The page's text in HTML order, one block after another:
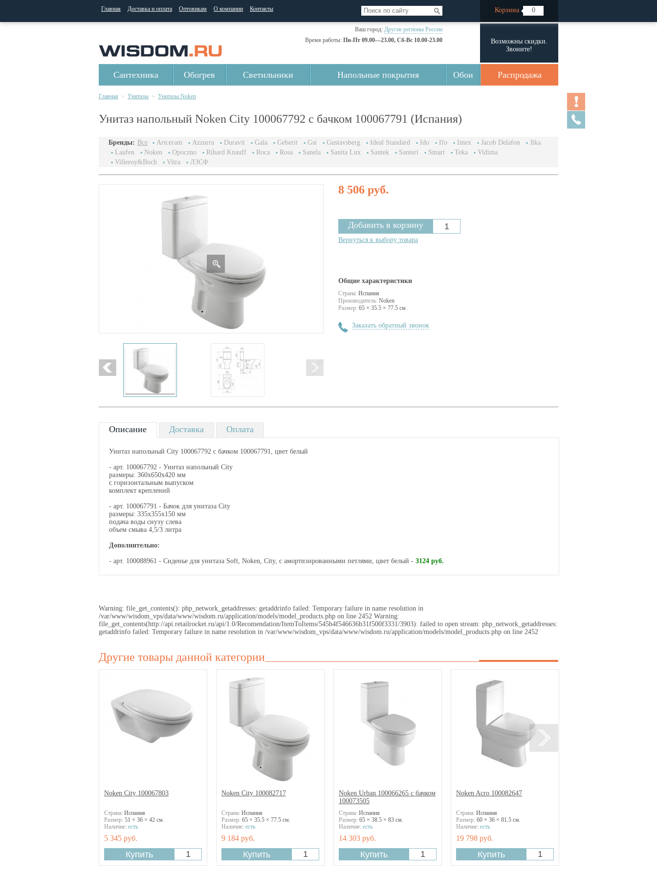
Главная Доставка и оплата Оптовикам О компании Контакты Корзина 0
Ваш город: Другие регионы России
Время работы: Пн-Пт 09.00—23.00, Сб-Вс 10.00-23.00
Возможны скидки.
Звоните!
Сантехника Обогрев Светильники Напольные покрытия Обои Распродажа
Главная > Унитазы > Унитазы Noken
Унитаз напольный Noken City 100067792 с бачком 100067791 (Испания)
Бренды: Все Artceram Azzurra Duravit Gala Geberit Gsi Gustavsberg Ideal Standard Ido Ifo Imex Jacob Delafon
Jika
Laufen
Noken Opoczno Rihard Knauff Roca Rosa Sanela Sanita Lux Santek Santeri Smart Teka
Vidima
Villeroy&Boch
Vitra ЛЗСФ
8 506 руб.
Вернуться к выбору товара
Общие характеристики
Страна: Испания
Производитель: Noken
Размер: 65 × 35.5 × 77.5 см.
Заказать обратный звонок
Описание Доставка Оплата
Унитаз напольный City 100067792 с бачком 100067791, цвет белый
- арт. 100067792 - Унитаз напольный City
размеры: 360х650х420 мм
с горизонтальным выпуском
комплект креплений
- арт. 100067791 - Бачок для унитаза City
размеры: 335х355х150 мм
подача воды снузу слева
объем смыва 4,5/3 литра
Дополнительно:
- арт. 100088961 - Сиденье для унитаза Soft, Noken, City, с амортизированными петлями, цвет белый - 3124 руб.
Warning: file_get_contents(): php_network_getaddresses: getaddrinfo failed: Temporary failure in name resolution in
/var/www/wisdom_vps/data/www/wisdom.ru/application/models/model_products.php on line 2452 Warning:
file_get_contents(http://api.retailrocket.ru/api/1.0/Recomendation/ItemToItems/545b4f546636b31f500f3331/3903): failed to open stream: php_network_getaddresses:
getaddrinfo failed: Temporary failure in name resolution in /var/www/wisdom_vps/data/www/wisdom.ru/application/models/model_products.php on line 2452
Другие товары данной категории
Noken City 100067803
Страна: Испания
Размер: 51 × 36 × 42 см.
Наличие: есть
5 345 руб.
Noken City 100082717
Страна: Испания
Размер: 65 × 35.5 × 77.5 см.
Наличие: есть
9 184 руб.
Noken Urban 100066265 с бачком
100073505
Страна: Испания
Размер: 65 × 38.5 × 83 см.
Наличие: есть
14 303 руб.
Noken Acro 100082647
Страна: Испания
Размер: 60 × 36 × 81.5 см.
Наличие: есть
19 798 руб.